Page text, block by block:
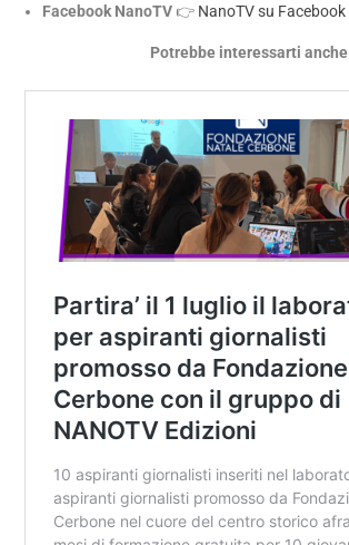
Facebook NanoTV 👉 NanoTV su Facebook
Potrebbe interessarti anche